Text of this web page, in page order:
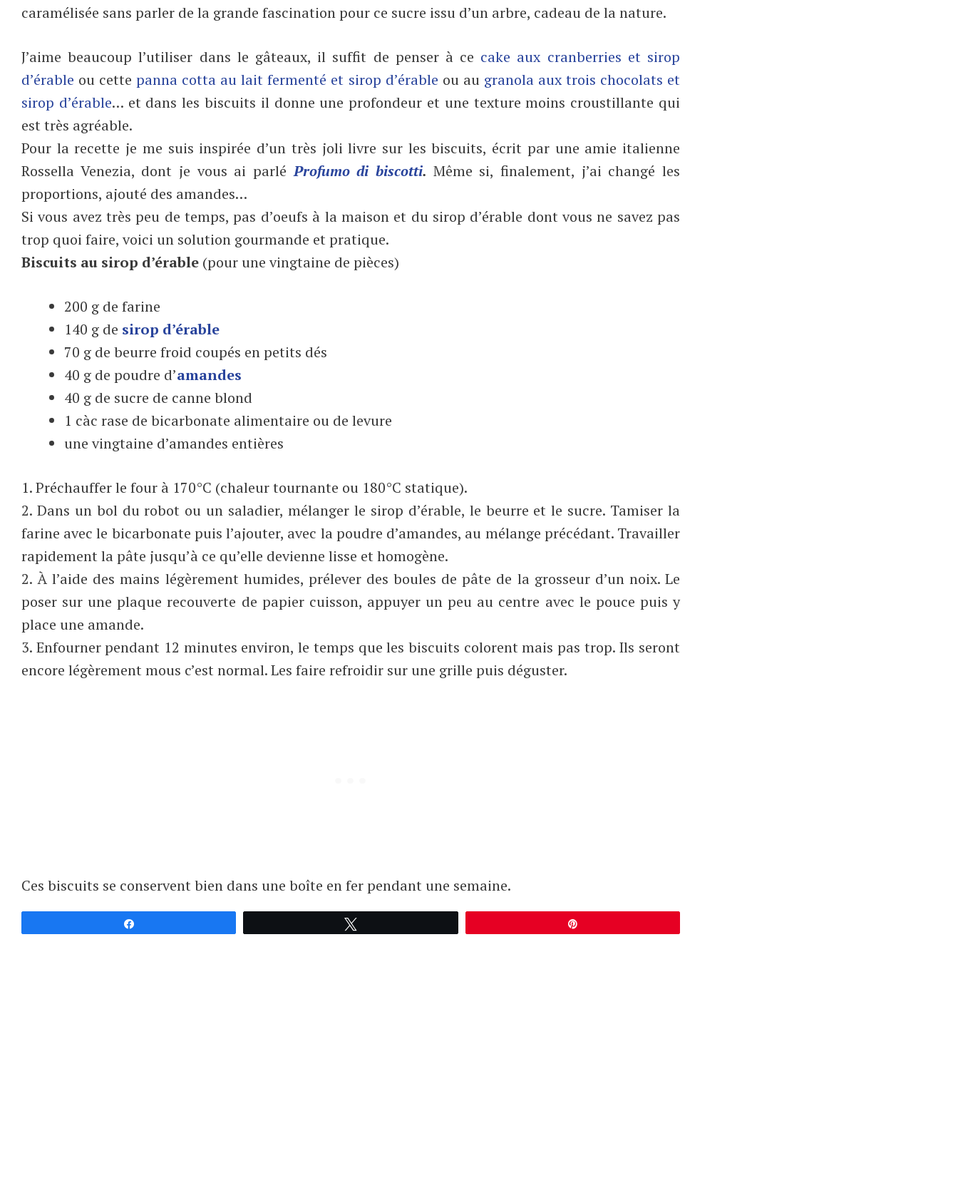
caramélisée sans parler de la grande fascination pour ce sucre issu d’un arbre, cadeau de la nature.
J’aime beaucoup l’utiliser dans le gâteaux, il suffit de penser à ce cake aux cranberries et sirop
d’érable ou cettepanna cotta au lait fermenté et sirop d’érable ou au granola aux trois chocolats et
sirop d’érable… et dans les biscuits il donne une profondeur et une texture moins croustillante qui
est très agréable.
Pour la recette je me suis inspirée d’un très joli livre sur les biscuits, écrit par une amie italienne
Rossella Venezia, dont je vous ai parléProfumo di biscotti. Même si, finalement, j’ai changé les
proportions, ajouté des amandes…
Si vous avez très peu de temps, pas d’oeufs à la maison et du sirop d’érable dont vous ne savez pas
trop quoi faire, voici un solution gourmande et pratique.
Biscuits au sirop d’érable (pour une vingtaine de pièces)
200 g de farine
140 g de sirop d’érable
70 g de beurre froid coupés en petits dés
40 g de poudre d’amandes
40 g de sucre de canne blond
1 càc rase de bicarbonate alimentaire ou de levure
une vingtaine d’amandes entières
1. Préchauffer le four à 170°C (chaleur tournante ou 180°C statique).
2. Dans un bol du robot ou un saladier, mélanger le sirop d’érable, le beurre et le sucre. Tamiser la
farine avec le bicarbonate puis l’ajouter, avec la poudre d’amandes, au mélange précédant. Travailler
rapidement la pâte jusqu’à ce qu’elle devienne lisse et homogène.
2. À l’aide des mains légèrement humides, prélever des boules de pâte de la grosseur d’un noix. Le
poser sur une plaque recouverte de papier cuisson, appuyer un peu au centre avec le pouce puis y
place une amande.
3. Enfourner pendant 12 minutes environ, le temps que les biscuits colorent mais pas trop. Ils seront
encore légèrement mous c’est normal. Les faire refroidir sur une grille puis déguster.
Ces biscuits se conservent bien dans une boîte en fer pendant une semaine.